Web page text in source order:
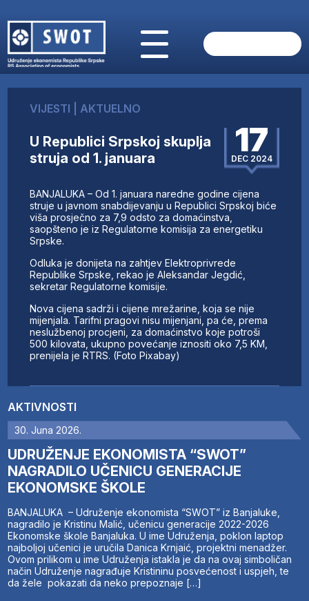
O NAMA
AKTUELNO
ANALIZE
FINANSIJE
IZ STRANIH MEDIJA
AKTIVNOSTI
SWOT INTERVJU
UČLANI SE
KONTAKT
AKTIVNOSTI
30. Juna 2026.
UDRUŽENJE EKONOMISTA “SWOT”
NAGRADILO UČENICU GENERACIJE
EKONOMSKE ŠKOLE
BANJALUKA – Udruženje ekonomista “SWOT” iz Banjaluke,
nagradilo je Kristinu Malić, učenicu generacije 2022-2026
Ekonomske škole Banjaluka. U ime Udruženja, poklon laptop
najboljoj učenici je uručila Danica Krnjaić, projektni menadžer.
Ovom prilikom u ime Udruženja istakla je da na ovaj simboličan
način Udruženje nagrađuje Kristininu posvećenost i uspjeh, te
da žele pokazati da neko prepoznaje […]
VIJESTI AKTUELNO
U Republici Srpskoj skuplja
struja od 1. januara
17
DEC 2024
BANJALUKA – Od 1. januara naredne godine cijena
struje u javnom snabdijevanju u Republici Srpskoj biće
viša prosječno za 7,9 odsto za domaćinstva,
saopšteno je iz Regulatorne komisija za energetiku
Srpske.
Odluka je donijeta na zahtjev Elektroprivrede
Republike Srpske, rekao je Aleksandar Јegdić,
sekretar Regulatorne komisije.
Nova cijena sadrži i cijene mrežarine, koja se nije
mijenjala. Tarifni pragovi nisu mijenjani, pa će, prema
neslužbenoj procjeni, za domaćinstvo koje potroši
500 kilovata, ukupno povećanje iznositi oko 7,5 KM,
prenijela je RTRS. (Foto Pixabay)